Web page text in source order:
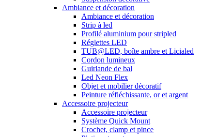
Ambiance et décoration
Ambiance et décoration
Strip à led
Profilé aluminium pour stripled
Réglettes LED
TUB@LED, boîte ambre et Licialed
Cordon lumineux
Guirlande de bal
Led Neon Flex
Objet et mobilier décoratif
Peinture réfléchissante, or et argent
Accessoire projecteur
Accessoire projecteur
Système Quick Mount
Crochet, clamp et pince